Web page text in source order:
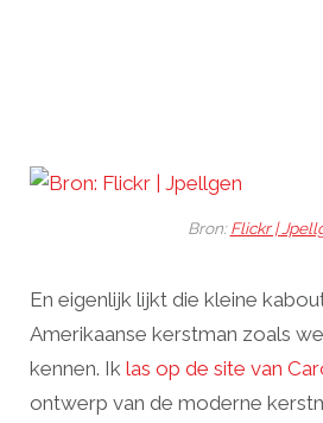
Bron:Flickr |
En eigenlijk lijkt die kleine
Amerikaanse kerstman zoals
kennen. Ik las op de site van
ontwerp van de moderne